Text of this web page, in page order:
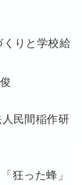
りと学校給
民間稲作研
狂った蜂」